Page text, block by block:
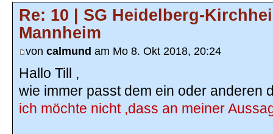
Re: 10 | SG Heidelberg-
Mannheim
von calmund am Mo 8. Okt 2018, 20:24
Hallo Till ,
wie immer passt dem ein oder anderen
ich möchte nicht ,dass an meiner